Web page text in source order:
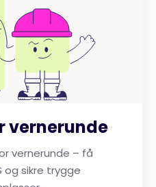
vernerunde
vernerunde – få
og sikre trygge